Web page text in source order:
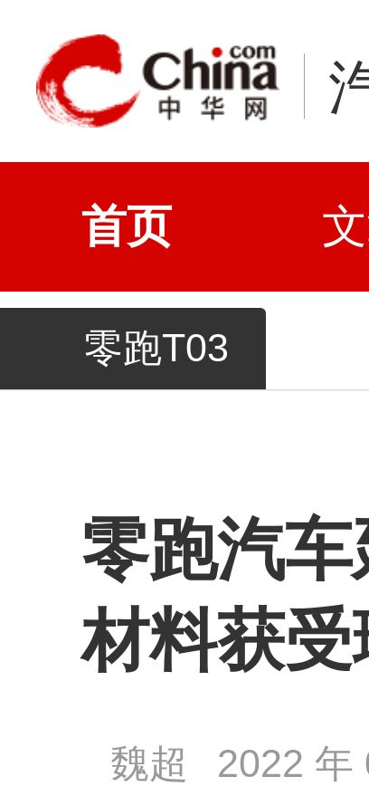
首页
零跑T03
零跑汽
材料获受
魏超 2022 年